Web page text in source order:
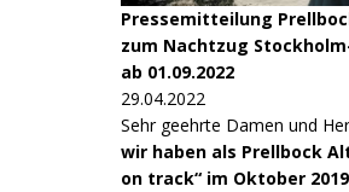
Pressemitteilung
zum Nachtzug
ab 01.09.2022
29.04.2022
Sehr geehrte Damen und
wir haben als Prellbock
on track“ im Oktober